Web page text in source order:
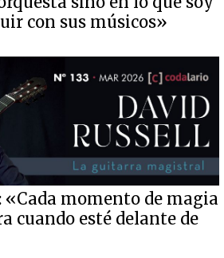
con sus músicos»
«Cada momento de magia
cuando esté delante de